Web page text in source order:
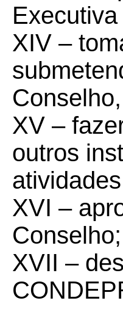
XIV –
XV –
outros
XVI –
Conselho;
XVII –